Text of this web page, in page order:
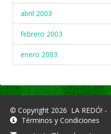
abril 2003
febrero 2003
enero 2003
© Copyright 2026 LA REDÓ! -
Términos y Condiciones